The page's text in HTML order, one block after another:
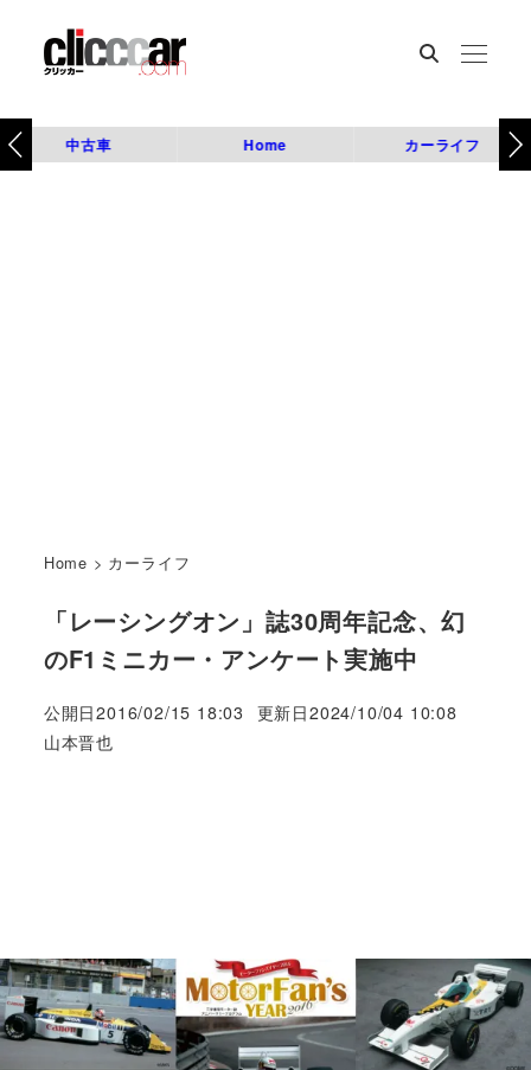
中古車 Home カーライフ
Home > カーライフ
「レーシングオン」誌30周年記念、幻
のF1ミニカー・アンケート実施中
公開日2016/02/15 18:03 更新日2024/10/04 10:08
著
山本晋也